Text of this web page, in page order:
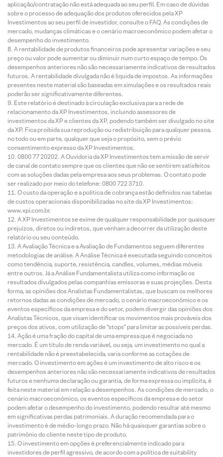
aplicação/contratação não está adequada ao seu perfil. Em caso de dúvidas
sobre o processo de adequação dos produtos oferecidos pela XP
Investimentos ao seu perfil de investidor, consulte o FAQ. As condições de
mercado, mudanças climáticas e o cenário macroeconômico podem afetar o
desempenho do investimento.
A rentabilidade de produtos financeiros pode apresentar variações e seu
preço ou valor pode aumentar ou diminuir num curto espaço de tempo. Os
desempenhos anteriores não são necessariamente indicativos de resultados
futuros. A rentabilidade divulgada não é líquida de impostos. As informações
presentes neste material são baseadas em simulações e os resultados reais
poderão ser significativamente diferentes.
Este relatório é destinado à circulação exclusiva para a rede de
relacionamento da XP Investimentos, incluindo assessores de
investimentos da XP e clientes da XP, podendo também ser divulgado no site
da XP. Fica proibida sua reprodução ou redistribuição para qualquer pessoa,
no todo ou em parte, qualquer que seja o propósito, sem o prévio
consentimento expresso da XP Investimentos.
0800 77 20202. A Ouvidoria da XP Investimentos tem a missão de servir
de canal de contato sempre que os clientes que não se sentirem satisfeitos
com as soluções dadas pela empresa aos seus problemas. O contato pode
ser realizado por meio do telefone: 0800 722 3710.
O custo da operação e a política de cobrança estão definidos nas tabelas
de custos operacionais disponibilizadas no site da XP Investimentos:
www.xpi.com.br.
A XP Investimentos se exime de qualquer responsabilidade por quaisquer
prejuízos, diretos ou indiretos, que venham a decorrer da utilização deste
relatório ou seu conteúdo.
A Avaliação Técnica e a Avaliação de Fundamentos seguem diferentes
metodologias de análise. A Análise Técnica é executada seguindo conceitos
como tendência, suporte, resistência, candles, volumes, médias móveis
entre outros. Já a Análise Fundamentalista utiliza como informação os
resultados divulgados pelas companhias emissoras e suas projeções. Desta
forma, as opiniões dos Analistas Fundamentalistas, que buscam os melhores
retornos dadas as condições de mercado, o cenário macroeconômico e os
eventos específicos da empresa e do setor, podem divergir das opiniões dos
Analistas Técnicos, que visam identificar os movimentos mais prováveis dos
preços dos ativos, com utilização de “stops” para limitar as possíveis perdas.
Ação é uma fração do capital de uma empresa que é negociada no
mercado. É um título de renda variável, ou seja, um investimento no qual a
rentabilidade não é preestabelecida, varia conforme as cotações de
mercado. O investimento em ações é um investimento de alto risco e os
desempenhos anteriores não são necessariamente indicativos de resultados
futuros e nenhuma declaração ou garantia, de forma expressa ou implícita, é
feita neste material em relação a desempenhos. As condições de mercado, o
cenário macroeconômico, os eventos específicos da empresa e do setor
podem afetar o desempenho do investimento, podendo resultar até mesmo
em significativas perdas patrimoniais. A duração recomendada para o
investimento é de médio-longo prazo. Não há quaisquer garantias sobre o
patrimônio do cliente neste tipo de produto.
O investimento em opções é preferencialmente indicado para
investidores de perfil agressivo, de acordo com a política de suitability